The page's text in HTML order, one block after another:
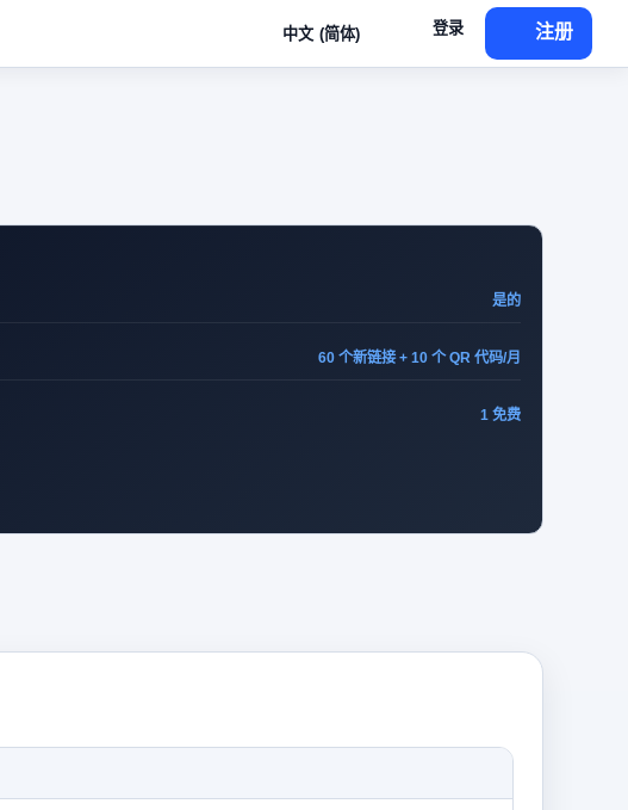
中文 (简体) 登录 注册
是的
60 个新链接 + 10 个 QR 代码/月
1 免费